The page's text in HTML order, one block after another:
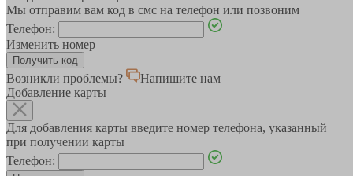
Мы отправим вам код в смс на телефон или позвоним
Телефон:
Изменить номер
Возникли проблемы?
Напишите нам
Добавление карты
Для добавления карты введите номер телефона, указанный
при получении карты
Телефон: